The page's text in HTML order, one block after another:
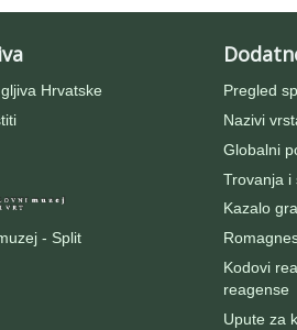
Hrvatske
- Split
Pregled
Nazivi
Globalni
Trovanja i
Kazalo
Kodovi
reagense
Upute za